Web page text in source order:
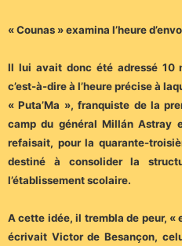
« Counas » examina l’heure
Il lui avait donc été adressé 10
c’est-à-dire à l’heure précise à
« Puta’Ma », franquiste de la
camp du général Millán Astray
refaisait, pour la quarante-
destiné à consolider la
l’établissement scolaire.
A cette idée, il trembla de peur, «
écrivait Victor de Besançon,